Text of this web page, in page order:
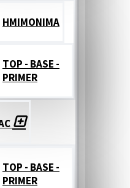
HMIMONIMA
TOP - BASE -
PRIMER
TOP - BASE -
PRIMER